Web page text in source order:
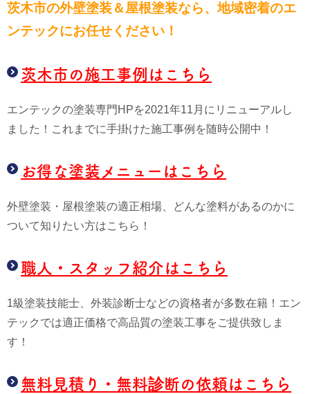
茨木市の外壁塗装＆屋根塗装なら、地域密着のエ
ンテックにお任せください！
茨木市の施工事例はこちら
エンテックの塗装専門HPを2021年11月にリニューアルし
ました！これまでに手掛けた施工事例を随時公開中！
お得な塗装メニューはこちら
外壁塗装・屋根塗装の適正相場、どんな塗料があるのかに
ついて知りたい方はこちら！
職人・スタッフ紹介はこちら
1級塗装技能士、外装診断士などの資格者が多数在籍！エン
テックでは適正価格で高品質の塗装工事をご提供致しま
す！
無料見積り・無料診断の依頼はこちら